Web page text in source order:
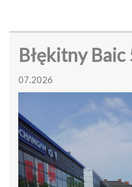
Błękitny
07.2026